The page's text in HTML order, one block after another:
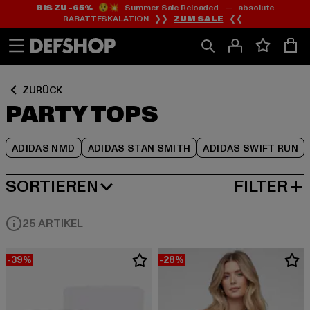
Zum
Inhalt
springen
Zum
Fußzeile
springen
BIS ZU -65%😲💥 Summer Sale Reloaded — absolute
RABATTESKALATION ❯❯ ZUM SALE ❮❮
ZURÜCK
PARTY TOPS
ADIDAS NMD ADIDAS STAN SMITH ADIDAS SWIFT RUN
Zum
Produktraster
springen
SORTIEREN
BELIEBTESTE FILTER
25 ARTIKEL
-39% -28%